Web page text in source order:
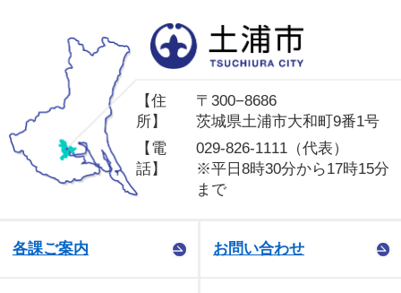
【住
所】
〒300−8686
茨城県土浦市大和町9番1号
【電
話】
029-826-1111（代表）
※平日8時30分から17時15分
まで
各課ご案内 お問い合わせ